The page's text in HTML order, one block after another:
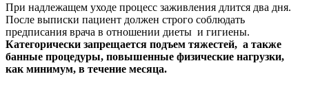
При надлежащем уходе процесс заживления длится два дня.
После выписки пациент должен строго соблюдать
предписания врача в отношении диеты и гигиены.
Категорически запрещается подъем тяжестей, а также
банные процедуры, повышенные физические нагрузки,
как минимум, в течение месяца.